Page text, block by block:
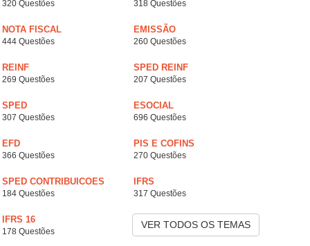
320 Questões 318 Questões
NOTA FISCAL
444 Questões
EMISSÃO
260 Questões
REINF
269 Questões
SPED REINF
207 Questões
SPED
307 Questões
ESOCIAL
696 Questões
EFD
366 Questões
PIS E COFINS
270 Questões
SPED CONTRIBUICOES
184 Questões
IFRS
317 Questões
IFRS 16
178 Questões
VER TODOS OS TEMAS